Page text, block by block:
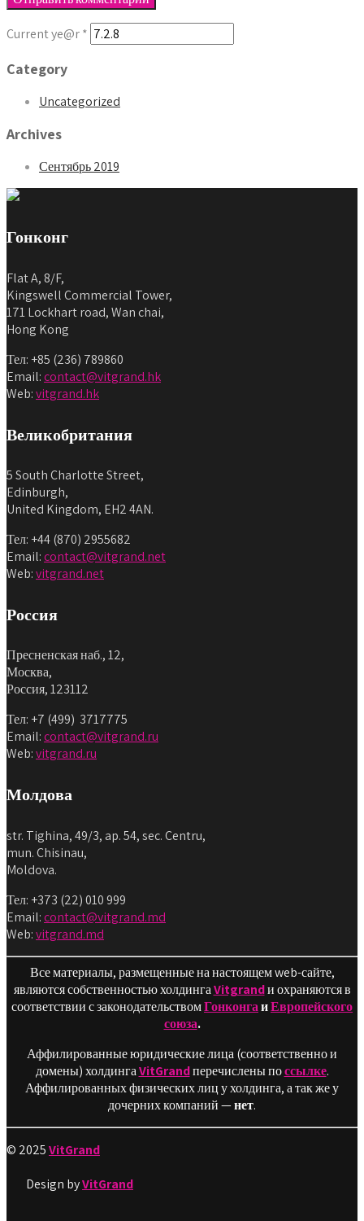
Current ye@r*
Category
Uncategorized
Archives
Сентябрь 2019
Гонконг
Flat A, 8/F,
Kingswell Commercial Tower,
171 Lockhart road, Wan chai,
Hong Kong
Тел: +85 (236) 789860
Email:contact@vitgrand.hk
Web:vitgrand.hk
Великобритания
5 South Charlotte Street,
Edinburgh,
United Kingdom, EH2 4AN.
Тел: +44 (870) 2955682
Email:contact@vitgrand.net
Web:vitgrand.net
Россия
Пресненская наб., 12,
Москва,
Россия, 123112
Тел: +7 (499) 3717775
Email:contact@vitgrand.ru
Web:vitgrand.ru
Молдова
str. Tighina, 49/3, ap. 54, sec. Centru,
mun. Chisinau,
Moldova.
Тел: +373 (22) 010 999
Email:contact@vitgrand.md
Web:vitgrand.md
Все материалы, размещенные на настоящем web-сайте,
являются собственностью холдингаVitgrandи охраняются в
соответствии с законодательствомГонконгаиЕвропейского
союза.
Аффилированные юридические лица (соответственно и
домены) холдингаVitGrandперечислены поссылке.
Аффилированных физических лиц у холдинга, а так же у
дочерних компаний —нет.
© 2025VitGrand
Design byVitGrand